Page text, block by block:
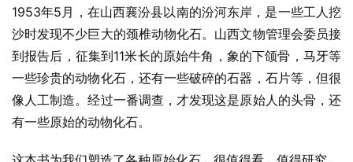
1953年5月，在山西襄汾县以南的汾河东岸，是一些工人挖
沙时发现不少巨大的颈椎动物化石。山西文物管理会委员接
到报告后，征集到11米长的原始牛角，象的下颌骨，马牙等
一些珍贵的动物化石，还有一些破碎的石器，石片等，但很
像人工制造。经过一番调查，才发现这是原始人的头骨，还
有一些原始的动物化石。